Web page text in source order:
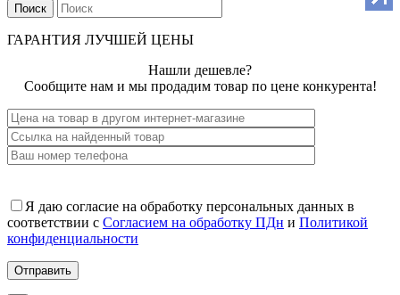
Поиск
ГАРАНТИЯ ЛУЧШЕЙ ЦЕНЫ
Нашли дешевле?
Сообщите нам и мы продадим товар по цене конкурента!
Я даю согласие на обработку персональных данных в
соответствии с Согласием на обработку ПДн и Политикой
конфиденциальности